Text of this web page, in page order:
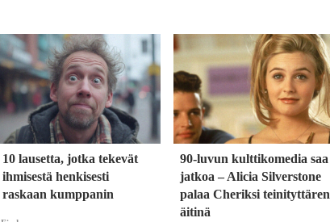
10 lausetta, jotka tekevät
ihmisestä henkisesti
raskaan kumppanin
90-luvun kulttikomedia saa
jatkoa – Alicia Silverstone
palaa Cheriksi teinityttären
äitinä